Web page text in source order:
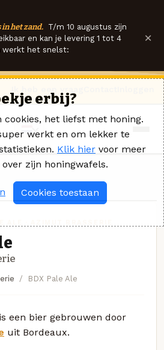
in het zand. T/m 10 augustus zijn
en kan je levering 1 tot 4
werkt het snelst:
×
BDX Pale Ale
een bier gebrouwen door
uit Bordeaux.
erbij?
cookies, het liefst met honing.
werkt en om lekker te
Klik hier voor meer
zijn honingwafels.
Cookies toestaan